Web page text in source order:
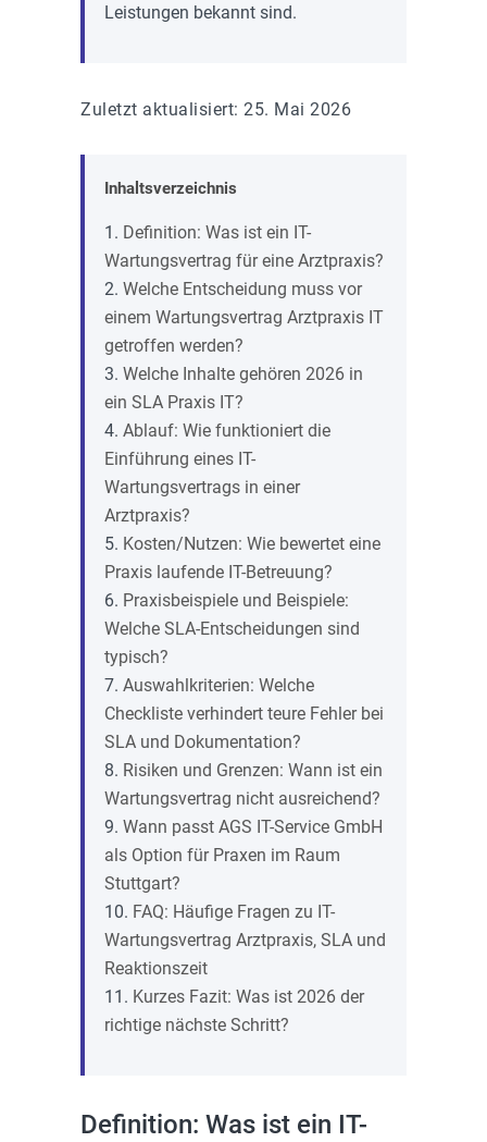
Leistungen bekannt sind.
Zuletzt aktualisiert: 25. Mai 2026
Inhaltsverzeichnis
Definition: Was ist ein IT-
Wartungsvertrag für eine Arztpraxis?
Welche Entscheidung muss vor
einem Wartungsvertrag Arztpraxis IT
getroffen werden?
Welche Inhalte gehören 2026 in
ein SLA Praxis IT?
Ablauf: Wie funktioniert die
Einführung eines IT-
Wartungsvertrags in einer
Arztpraxis?
Kosten/Nutzen: Wie bewertet eine
Praxis laufende IT-Betreuung?
Praxisbeispiele und Beispiele:
Welche SLA-Entscheidungen sind
typisch?
Auswahlkriterien: Welche
Checkliste verhindert teure Fehler bei
SLA und Dokumentation?
Risiken und Grenzen: Wann ist ein
Wartungsvertrag nicht ausreichend?
Wann passt AGS IT-Service GmbH
als Option für Praxen im Raum
Stuttgart?
FAQ: Häufige Fragen zu IT-
Wartungsvertrag Arztpraxis, SLA und
Reaktionszeit
Kurzes Fazit: Was ist 2026 der
richtige nächste Schritt?
Definition: Was ist ein IT-